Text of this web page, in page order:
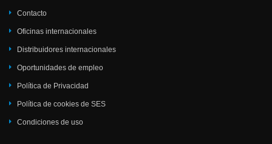
Contacto
Oficinas internacionales
Distribuidores internacionales
Oportunidades de empleo
Política de Privacidad
Política de cookies de SES
Condiciones de uso